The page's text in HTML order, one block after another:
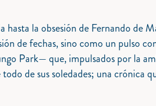
la obsesión de Fernando de
de fechas, sino como un pulso
Park— que, impulsados por la
de sus soledades; una crónica